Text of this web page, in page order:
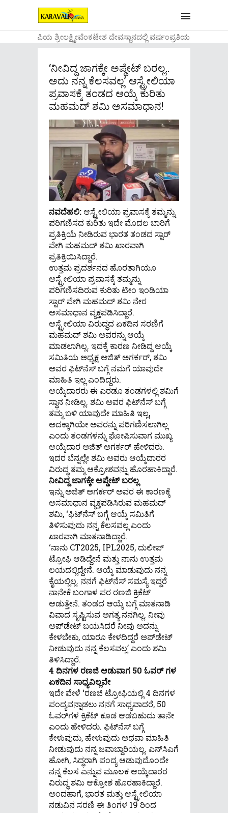
....ಉಡುಪಿಯ ಶ್ರೀಲಕ್ಷ್ಮೀವೆ೦ಕಟೇಶ ದೇವಸ್ಥಾನದಲ್ಲಿ ವರ್ಷ೦ಪ್ರತಿಯ
‘ನೀವಿದ್ದ ಜಾಗಕ್ಕೇ ಅಪ್ಡೇಟ್ ಬರಲ್ಲ..
ಅದು ನನ್ನ ಕೆಲಸವಲ್ಲ’ ಆಸ್ಟ್ರೇಲಿಯಾ
ಪ್ರವಾಸಕ್ಕೆ ತಂಡದ ಆಯ್ಕೆ ಕುರಿತು
ಮಹಮದ್ ಶಮಿ ಅಸಮಾಧಾನ!
ನವದೆಹಲಿ:ಆಸ್ಟ್ರೇಲಿಯಾ ಪ್ರವಾಸಕ್ಕೆ ತಮ್ಮನ್ನು
ಪರಿಗಣಿಸದ ಕುರಿತು ಇದೇ ಮೊದಲ ಬಾರಿಗೆ
ಪ್ರತಿಕ್ರಿಯೆ ನೀಡಿರುವ ಭಾರತ ತಂಡದ ಸ್ಟಾರ್
ವೇಗಿ ಮಹಮದ್ ಶಮಿ ಖಾರವಾಗಿ
ಪ್ರತಿಕ್ರಿಯಿಸಿದ್ದಾರೆ.
ಉತ್ತಮ ಪ್ರದರ್ಶನದ ಹೊರತಾಗಿಯೂ
ಆಸ್ಟ್ರೇಲಿಯಾ ಪ್ರವಾಸಕ್ಕೆ ತಮ್ಮನ್ನು
ಪರಿಗಣಿಸದಿರುವ ಕುರಿತು ಟೀಂ ಇಂಡಿಯಾ
ಸ್ಟಾರ್ ವೇಗಿ ಮಹಮದ್ ಶಮಿ ನೇರ
ಅಸಮಾಧಾನ ವ್ಯಕ್ತಪಡಿಸಿದ್ದಾರೆ.
ಆಸ್ಟ್ರೇಲಿಯಾ ವಿರುದ್ಧದ ಏಕದಿನ ಸರಣಿಗೆ
ಮಹಮದ್ ಶಮಿ ಅವರನ್ನು ಆಯ್ಕೆ
ಮಾಡಲಾಗಿಲ್ಲ. ಇದಕ್ಕೆ ಕಾರಣ ನೀಡಿದ್ದ ಆಯ್ಕೆ
ಸಮಿತಿಯ ಅಧ್ಯಕ್ಷ ಅಜಿತ್ ಅಗರ್ಕರ್, ಶಮಿ
ಅವರ ಫಿಟ್​ನೆಸ್ ಬಗ್ಗೆ ನಮಗೆ ಯಾವುದೇ
ಮಾಹಿತಿ ಇಲ್ಲ ಎಂದಿದ್ದರು.
ಆಯ್ಕೆದಾರರು ಈ ಎರಡೂ ತಂಡಗಳಲ್ಲಿ ಶಮಿಗೆ
ಸ್ಥಾನ ನೀಡಿಲ್ಲ. ಶಮಿ ಅವರ ಫಿಟ್​ನೆಸ್​ ಬಗ್ಗೆ
ತಮ್ಮ ಬಳಿ ಯಾವುದೇ ಮಾಹಿತಿ ಇಲ್ಲ,
ಅದಕ್ಕಾಗಿಯೇ ಅವರನ್ನು ಪರಿಗಣಿಸಲಾಗಿಲ್ಲ
ಎಂದು ತಂಡಗಳನ್ನು ಘೋಷಿಸುವಾಗ ಮುಖ್ಯ
ಆಯ್ಕೆದಾರ ಅಜಿತ್ ಅಗರ್ಕರ್ ಹೇಳಿದರು.
ಇದರ ಬೆನ್ನಲ್ಲೇ ಶಮಿ ಅವರು ಆಯ್ಕೆದಾರರ
ವಿರುದ್ಧ ತಮ್ಮ ಆಕ್ರೋಶವನ್ನು ಹೊರಹಾಕಿದ್ದಾರೆ.
ನೀವಿದ್ದ ಜಾಗಕ್ಕೇ ಅಪ್ಡೇಟ್ ಬರಲ್ಲ
ಇನ್ನು ಅಜಿತ್ ಅಗರ್ಕರ್ ಅವರ ಈ ಕಾರಣಕ್ಕೆ
ಅಸಮಾಧಾನ ವ್ಯಕ್ತಪಡಿಸಿರುವ ಮಹಮದ್
ಶಮಿ, ‘ಫಿಟ್​ನೆಸ್ ಬಗ್ಗೆ ಆಯ್ಕೆ ಸಮಿತಿಗೆ
ತಿಳಿಸುವುದು ನನ್ನ ಕೆಲಸವಲ್ಲ ಎಂದು
ಖಾರವಾಗಿ ಮಾತನಾಡಿದ್ದಾರೆ.
‘ನಾನು CT2025, IPL2025, ದುಲೀಪ್
ಟ್ರೋಫಿ ಆಡಿದ್ದೇನೆ ಮತ್ತು ನಾನು ಉತ್ತಮ
ಲಯದಲ್ಲಿದ್ದೇನೆ. ಆಯ್ಕೆ ಮಾಡುವುದು ನನ್ನ
ಕೈಯಲ್ಲಿಲ್ಲ. ನನಗೆ ಫಿಟ್​ನೆಸ್​ ಸಮಸ್ಯೆ ಇದ್ದರೆ
ನಾನೇಕೆ ಬಂಗಾಳ ಪರ ರಣಜಿ ಕ್ರಿಕೆಟ್
ಆಡುತ್ತೇನೆ. ತಂಡದ ಆಯ್ಕೆ ಬಗ್ಗೆ ಮಾತನಾಡಿ
ವಿವಾದ ಸೃಷ್ಟಿಸುವ ಅಗತ್ಯ ನನಗಿಲ್ಲ. ನೀವು
ಅಪ್‌ಡೇಟ್ ಬಯಸಿದರೆ ನೀವು ಅದನ್ನು
ಕೇಳಬೇಕು, ಯಾರೂ ಕೇಳದಿದ್ದರೆ ಅಪ್‌ಡೇಟ್
ನೀಡುವುದು ನನ್ನ ಕೆಲಸವಲ್ಲ’ ಎಂದು ಶಮಿ
ತಿಳಿಸಿದ್ದಾರೆ.
4 ದಿನಗಳ ರಣಜಿ ಆಡುವಾಗ 50 ಓವರ್ ಗಳ
ಏಕದಿನ ಸಾಧ್ಯವಿಲ್ಲವೇ
ಇದೇ ವೇಳೆ ‘ರಣಜಿ ಟ್ರೋಫಿಯಲ್ಲಿ 4 ದಿನಗಳ
ಪಂದ್ಯವನ್ನಾಡಲು ನನಗೆ ಸಾಧ್ಯವಾದರೆ, 50
ಓವರ್‌ಗಳ ಕ್ರಿಕೆಟ್ ಕೂಡ ಆಡಬಹುದು ತಾನೇ
ಎಂದು ಹೇಳಿದರು. ಫಿಟ್‌ನೆಸ್ ಬಗ್ಗೆ
ಕೇಳುವುದು, ಹೇಳುವುದು ಅಥವಾ ಮಾಹಿತಿ
ನೀಡುವುದು ನನ್ನ ಜವಾಬ್ದಾರಿಯಲ್ಲ. ಎನ್‌ಸಿಎಗೆ
ಹೋಗಿ, ಸಿದ್ಧರಾಗಿ ಪಂದ್ಯ ಆಡುವುದೊಂದೇ
ನನ್ನ ಕೆಲಸ ಎನ್ನುವ ಮೂಲಕ ಆಯ್ಕೆದಾರರ
ವಿರುದ್ಧ ಶಮಿ ಆಕ್ರೋಶ ಹೊರಹಾಕಿದ್ದಾರೆ.
ಅಂದಹಾಗೆ, ಭಾರತ ಮತ್ತು ಆಸ್ಟ್ರೇಲಿಯಾ
ನಡುವಿನ ಸರಣಿ ಈ ತಿಂಗಳ 19 ರಿಂದ